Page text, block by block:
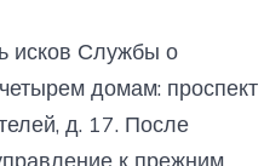
исков Службы о
домам: проспект
д. 17. После